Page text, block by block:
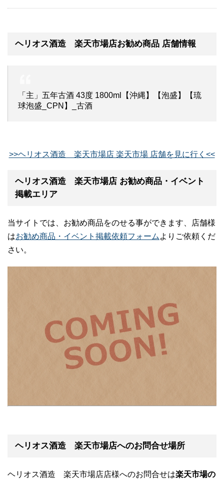
ヘリオス酒造 楽天市場店お勧め商品 店舗情報
「主」五年古酒 43度 1800ml【沖縄】【泡盛】【琉
球泡盛_CPN】_古酒
>>ヘリオス酒造 楽天市場店 楽天市場 店舗を見に行く<<
ヘリオス酒造 楽天市場店 お勧め商品・イベント
掲載エリア
当サイトでは、お勧め商品をのせる事ができます、店舗様
はお勧め商品・イベント掲載依頼フォーム よりご依頼くだ
さい。
ヘリオス酒造 楽天市場店へのお問合せ場所
ヘリオス酒造 楽天市場店店様へのお問合せは楽天市場の